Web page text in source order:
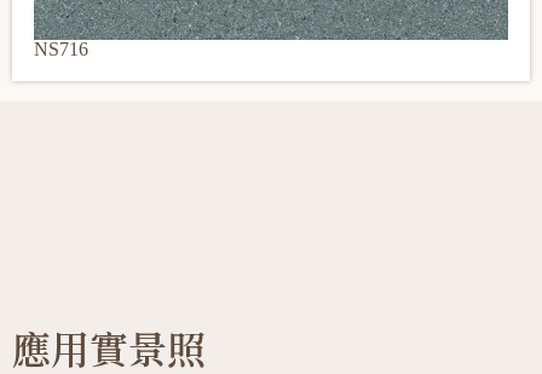
NS716
應用實景照